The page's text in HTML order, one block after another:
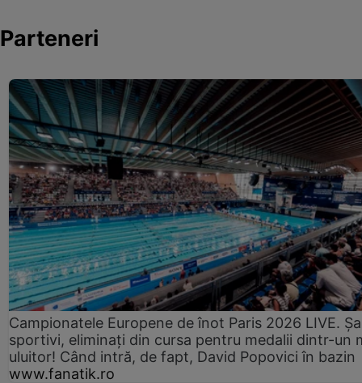
Parteneri
Campionatele Europene de înot Paris 2026 LIVE.
sportivi, eliminați din cursa pentru medalii dintr-un
uluitor! Când intră, de fapt, David Popovici în bazin
www.fanatik.ro